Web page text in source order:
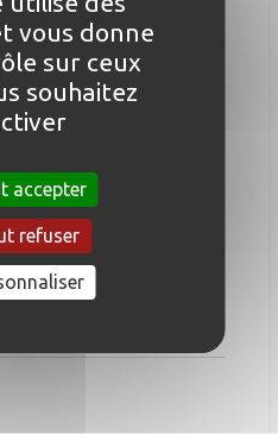
vous donne
sur ceux
souhaitez
accepter
refuser